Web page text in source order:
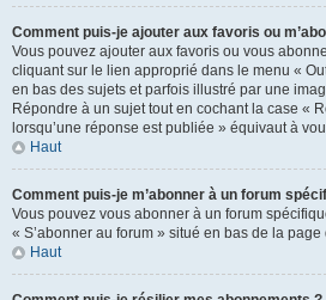
Comment puis-je ajouter aux favoris ou
Vous pouvez ajouter aux favoris ou vous
cliquant sur le lien approprié dans le menu «
en bas des sujets et parfois illustré par une
Répondre à un sujet tout en cochant la case «
lorsqu’une réponse est publiée » équivaut à
Haut
Comment puis-je m’abonner à un forum
Vous pouvez vous abonner à un forum
« S’abonner au forum » situé en bas de la page
Haut